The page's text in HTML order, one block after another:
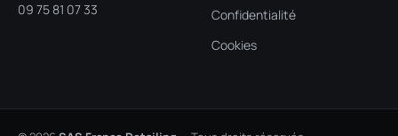
09 75 81 07 33
Confidentialité
Cookies